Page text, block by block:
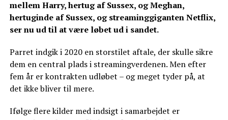
mellem Harry, hertug af Sussex, og Meghan,
hertuginde af Sussex, og streaminggiganten Netflix,
ser nu ud til at være løbet ud i sandet.
Parret indgik i 2020 en storstilet aftale, der skulle sikre
dem en central plads i streamingverdenen. Men efter
fem år er kontrakten udløbet – og meget tyder på, at
det ikke bliver til mere.
Ifølge flere kilder med indsigt i samarbejdet er